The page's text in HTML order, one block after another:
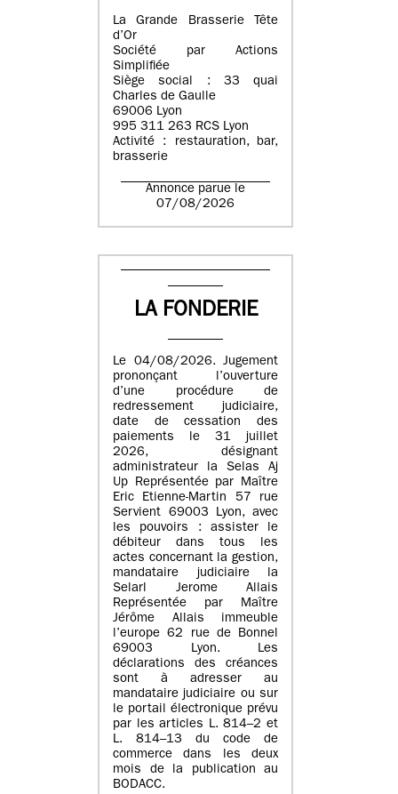
La Grande Brasserie Tête
d’Or
Société par Actions
Simplifiée
Siège social : 33 quai
Charles de Gaulle
69006 Lyon
995 311 263 RCS Lyon
Activité : restauration, bar,
brasserie
Annonce parue le
07/08/2026
LA FONDERIE
Le 04/08/2026. Jugement
prononçant l’ouverture
d’une procédure de
redressement judiciaire,
date de cessation des
paiements le 31 juillet
2026, désignant
administrateur la Selas Aj
Up Représentée par Maître
Eric Etienne-Martin 57 rue
Servient 69003 Lyon, avec
les pouvoirs : assister le
débiteur dans tous les
actes concernant la gestion,
mandataire judiciaire la
Selarl Jerome Allais
Représentée par Maître
Jérôme Allais immeuble
l’europe 62 rue de Bonnel
69003 Lyon. Les
déclarations des créances
sont à adresser au
mandataire judiciaire ou sur
le portail électronique prévu
par les articles L. 814–2 et
L. 814–13 du code de
commerce dans les deux
mois de la publication au
BODACC.